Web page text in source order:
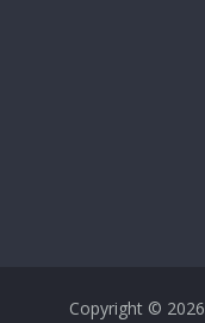
Copyright © 2026